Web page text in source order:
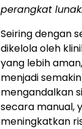
perangkat lunak.
Seiring dengan
dikelola oleh
yang lebih
menjadi
mengandalkan
secara manual,
meningkatkan